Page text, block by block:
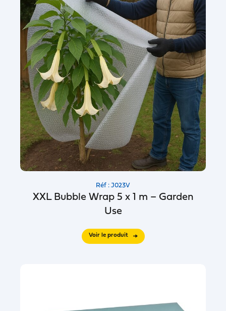
Réf : J023V
XXL Bubble Wrap 5 x 1 m – Garden
Use
Voir le produit